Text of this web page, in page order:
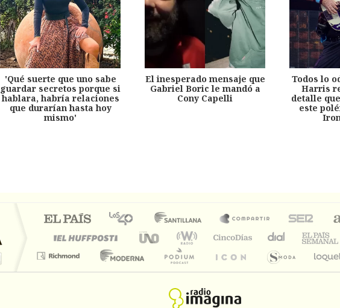
'Qué suerte que uno sabe
guardar secretos porque si
hablara, habría relaciones
que durarían hasta hoy
mismo'
El inesperado mensaje que
Gabriel Boric le mandó a
Cony Capelli
Todos lo
Harris
detalle
este